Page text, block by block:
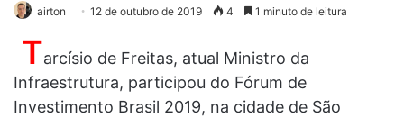
airton 12 de outubro de 2019 4 1 minuto de leitura
Tarcísio de Freitas, atual Ministro da
Infraestrutura, participou do Fórum de
Investimento Brasil 2019, na cidade de São